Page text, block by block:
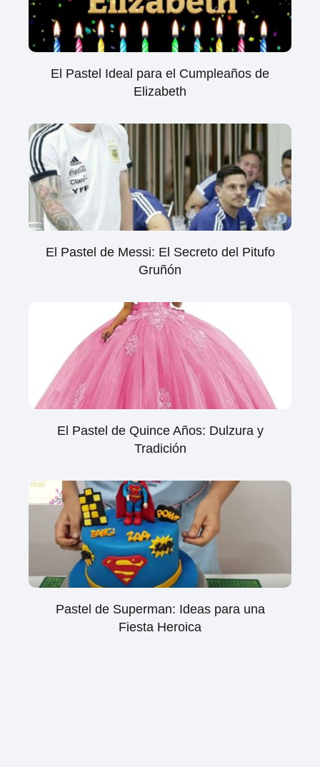
El Pastel Ideal para el Cumpleaños de
Elizabeth
El Pastel de Messi: El Secreto del Pitufo
Gruñón
El Pastel de Quince Años: Dulzura y
Tradición
Pastel de Superman: Ideas para una
Fiesta Heroica